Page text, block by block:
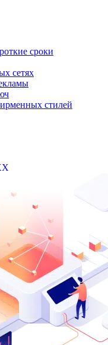
сроки
сетях
стилей